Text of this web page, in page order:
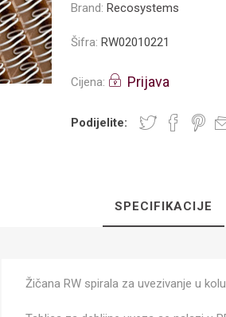
Brand: Recosystems
Šifra: RW02010221
Cijena: Prijava
Podijelite:
SPECIFIKACIJE
Žičana RW spirala za uvezivanje u